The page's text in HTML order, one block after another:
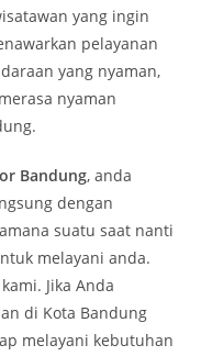
yang ingin
pelayanan
yang nyaman,
nyaman
Bandung, anda
dengan
suatu saat nanti
melayani anda.
Jika Anda
di Kota Bandung
melayani kebutuhan